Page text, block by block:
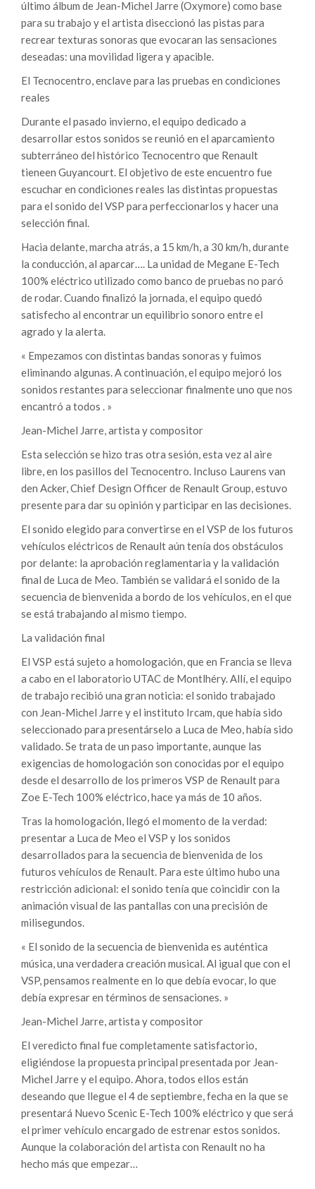
último álbum de Jean-Michel Jarre (Oxymore) como base
para su trabajo y el artista diseccionó las pistas para
recrear texturas sonoras que evocaran las sensaciones
deseadas: una movilidad ligera y apacible.
El Tecnocentro, enclave para las pruebas en condiciones
reales
Durante el pasado invierno, el equipo dedicado a
desarrollar estos sonidos se reunió en el aparcamiento
subterráneo del histórico Tecnocentro que Renault
tieneen Guyancourt. El objetivo de este encuentro fue
escuchar en condiciones reales las distintas propuestas
para el sonido del VSP para perfeccionarlos y hacer una
selección final.
Hacia delante, marcha atrás, a 15 km/h, a 30 km/h, durante
la conducción, al aparcar…. La unidad de Megane E-Tech
100% eléctrico utilizado como banco de pruebas no paró
de rodar. Cuando finalizó la jornada, el equipo quedó
satisfecho al encontrar un equilibrio sonoro entre el
agrado y la alerta.
« Empezamos con distintas bandas sonoras y fuimos
eliminando algunas. A continuación, el equipo mejoró los
sonidos restantes para seleccionar finalmente uno que nos
encantró a todos . »
Jean-Michel Jarre, artista y compositor
Esta selección se hizo tras otra sesión, esta vez al aire
libre, en los pasillos del Tecnocentro. Incluso Laurens van
den Acker, Chief Design Officer de Renault Group, estuvo
presente para dar su opinión y participar en las decisiones.
El sonido elegido para convertirse en el VSP de los futuros
vehículos eléctricos de Renault aún tenía dos obstáculos
por delante: la aprobación reglamentaria y la validación
final de Luca de Meo. También se validará el sonido de la
secuencia de bienvenida a bordo de los vehículos, en el que
se está trabajando al mismo tiempo.
La validación final
El VSP está sujeto a homologación, que en Francia se lleva
a cabo en el laboratorio UTAC de Montlhéry. Allí, el equipo
de trabajo recibió una gran noticia: el sonido trabajado
con Jean-Michel Jarre y el instituto Ircam, que había sido
seleccionado para presentárselo a Luca de Meo, había sido
validado. Se trata de un paso importante, aunque las
exigencias de homologación son conocidas por el equipo
desde el desarrollo de los primeros VSP de Renault para
Zoe E-Tech 100% eléctrico, hace ya más de 10 años.
Tras la homologación, llegó el momento de la verdad:
presentar a Luca de Meo el VSP y los sonidos
desarrollados para la secuencia de bienvenida de los
futuros vehículos de Renault. Para este último hubo una
restricción adicional: el sonido tenía que coincidir con la
animación visual de las pantallas con una precisión de
milisegundos.
« El sonido de la secuencia de bienvenida es auténtica
música, una verdadera creación musical. Al igual que con el
VSP, pensamos realmente en lo que debía evocar, lo que
debía expresar en términos de sensaciones. »
Jean-Michel Jarre, artista y compositor
El veredicto final fue completamente satisfactorio,
eligiéndose la propuesta principal presentada por Jean-
Michel Jarre y el equipo. Ahora, todos ellos están
deseando que llegue el 4 de septiembre, fecha en la que se
presentará Nuevo Scenic E-Tech 100% eléctrico y que será
el primer vehículo encargado de estrenar estos sonidos.
Aunque la colaboración del artista con Renault no ha
hecho más que empezar…